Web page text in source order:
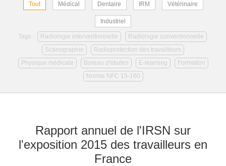
Tout Médical Dentaire IRM Vétérinaire
Industriel
Tags : Radiologie interventionnelle
Radiologie conventionnelle
Scanographie
Radioprotection des travailleurs
Physique médicale
Bureau d'études E-learning
Formation
Norme NFC 15-160
Rapport annuel de l'IRSN sur
l'exposition 2015 des travailleurs en
France